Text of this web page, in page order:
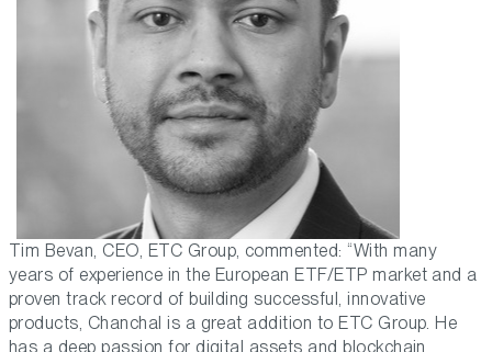
Tim Bevan, CEO, ETC Group, commented: “With many
years of experience in the European ETF/ETP market and a
proven track record of building successful, innovative
products, Chanchal is a great addition to ETC Group. He
has a deep passion for digital assets and blockchain